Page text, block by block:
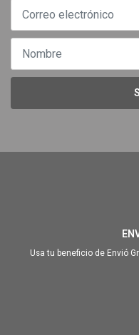
Usa tu beneficio de Envió